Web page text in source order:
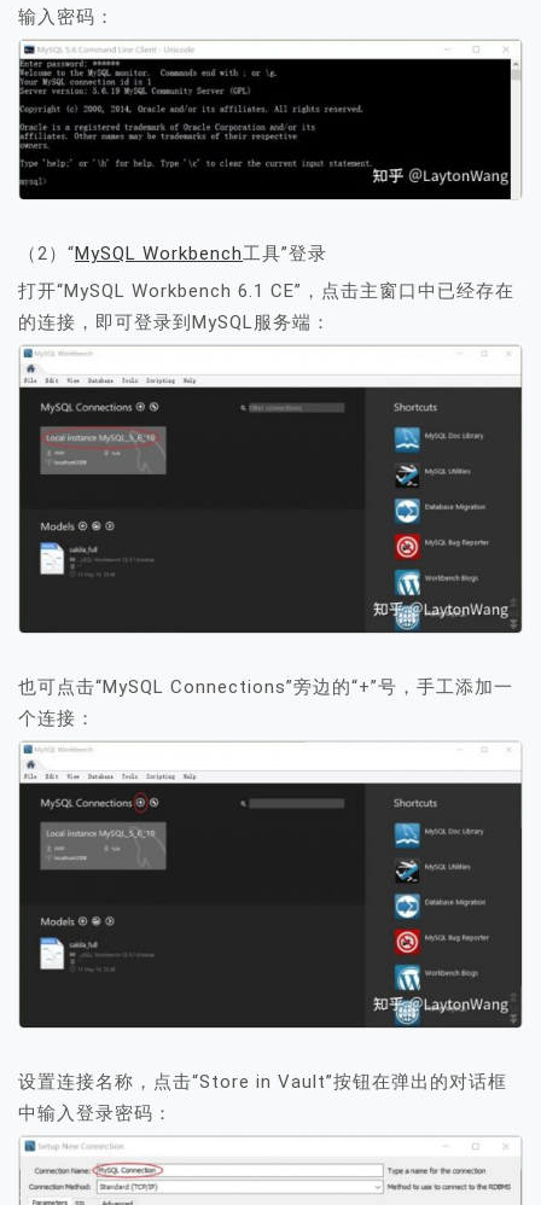
输入密码：
（2）“MySQL Workbench工具”登录
打开“MySQL Workbench 6.1 CE”，点击主窗口中已经存在
的连接，即可登录到MySQL服务端：
也可点击“MySQL Connections”旁边的“+”号，手工添加一
个连接：
设置连接名称，点击“Store in Vault”按钮在弹出的对话框
中输入登录密码：